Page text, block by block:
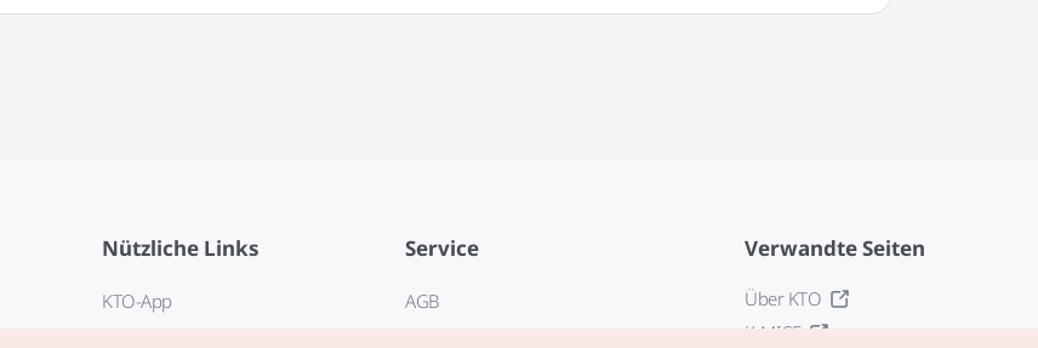
Nützliche Links
KTO-App
Service
AGB
Verwandte Seiten
Über KTO
K-MICE